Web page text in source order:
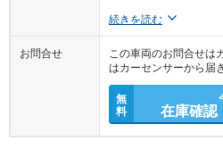
続きを読む
お問合せ
この車両のお問合せは
はカーセンサーから届
無
料 在庫確認